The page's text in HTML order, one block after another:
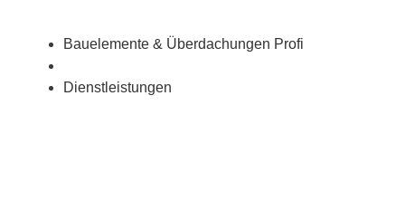
Bauelemente & Überdachungen Profi
Dienstleistungen